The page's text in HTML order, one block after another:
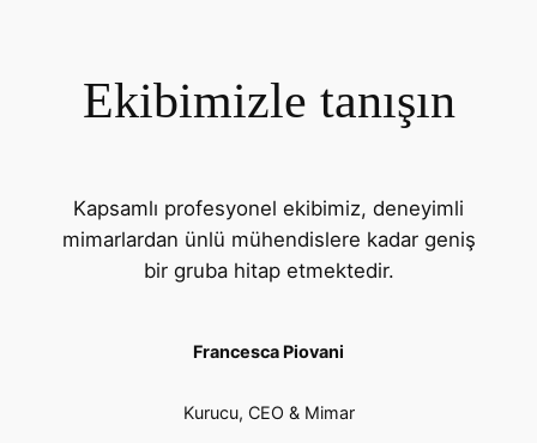
Ekibimizle tanışın
Kapsamlı profesyonel ekibimiz, deneyimli
mimarlardan ünlü mühendislere kadar geniş
bir gruba hitap etmektedir.
Francesca Piovani
Kurucu, CEO & Mimar